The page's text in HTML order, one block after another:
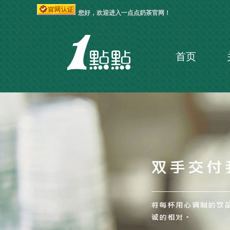
您好，欢迎进入一点点奶茶官网！
首页